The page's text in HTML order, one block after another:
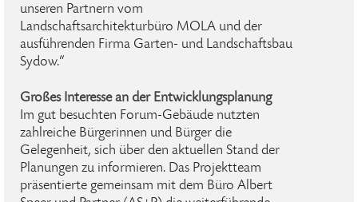
unseren Partnern vom
Landschaftsarchitekturbüro MOLA und der
ausführenden Firma Garten- und Landschaftsbau
Sydow.“
Großes Interesse an der Entwicklungsplanung
Im gut besuchten Forum-Gebäude nutzten
zahlreiche Bürgerinnen und Bürger die
Gelegenheit, sich über den aktuellen Stand der
Planungen zu informieren. Das Projektteam
präsentierte gemeinsam mit dem Büro Albert